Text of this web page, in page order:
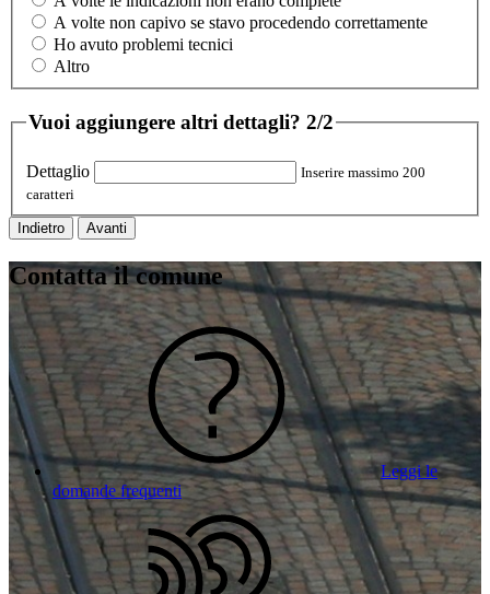
A volte non capivo se stavo procedendo correttamente
Ho avuto problemi tecnici
Altro
Vuoi aggiungere altri dettagli? 2/2
Dettaglio
Inserire massimo 200
caratteri
Indietro Avanti
Contatta il comune
Leggi le
domande frequenti